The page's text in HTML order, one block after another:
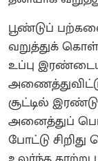
பூண்டுப்
வறுத்துக்
உப்பு
சூட்டில்
அனைத்துப்
போட்டு